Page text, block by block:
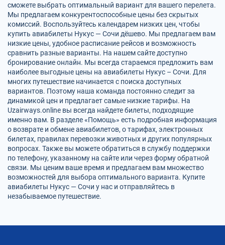
сможете выбрать оптимальный вариант для вашего перелета.
Мы предлагаем конкурентоспособные цены без скрытых
комиссий. Воспользуйтесь календарем низких цен, чтобы
купить авиабилеты Нукус — Сочи дёшево. Мы предлагаем вам
низкие цены, удобное расписание рейсов и возможность
сравнить разные варианты. На нашем сайте доступно
бронирование онлайн. Мы всегда стараемся предложить вам
наиболее выгодные цены на авиабилеты Нукус – Сочи. Для
многих путешествие начинается с поиска доступных
вариантов. Поэтому наша команда постоянно следит за
динамикой цен и предлагает самые низкие тарифы. На
Uzairways.online вы всегда найдете билеты, подходящие
именно вам. В разделе «Помощь» есть подробная информация
о возврате и обмене авиабилетов, о тарифах, электронных
билетах, правилах перевозки животных и других популярных
вопросах. Также вы можете обратиться в службу поддержки
по телефону, указанному на сайте или через форму обратной
связи. Мы ценим ваше время и предлагаем вам множество
возможностей для выбора оптимального варианта. Купите
авиабилеты Нукус — Сочи у нас и отправляйтесь в
незабываемое путешествие.